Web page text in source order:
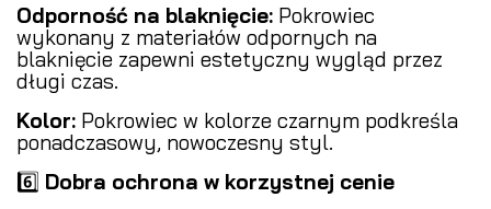
Odporność na blaknięcie: Pokrowiec
wykonany z materiałów odpornych na
blaknięcie zapewni estetyczny wygląd przez
długi czas.
Kolor: Pokrowiec w kolorze czarnym podkreśla
ponadczasowy, nowoczesny styl.
6️⃣ Dobra ochrona w korzystnej cenie